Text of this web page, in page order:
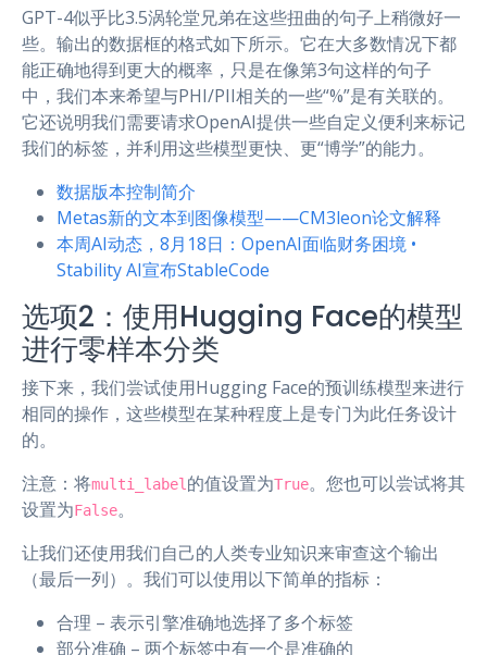
GPT-4似乎比3.5涡轮堂兄弟在这些扭曲的句子上稍微好一
些。输出的数据框的格式如下所示。它在大多数情况下都
能正确地得到更大的概率，只是在像第3句这样的句子
中，我们本来希望与PHI/PII相关的一些“%”是有关联的。
它还说明我们需要请求OpenAI提供一些自定义便利来标记
我们的标签，并利用这些模型更快、更“博学”的能力。
数据版本控制简介
Metas新的文本到图像模型——CM3leon论文解释
本周AI动态，8月18日：OpenAI面临财务困境 •
Stability AI宣布StableCode
选项2：使用Hugging Face的模型
进行零样本分类
接下来，我们尝试使用Hugging Face的预训练模型来进行
相同的操作，这些模型在某种程度上是专门为此任务设计
的。
注意：将multi_label 的值设置为True。您也可以尝试将其
设置为False。
让我们还使用我们自己的人类专业知识来审查这个输出
（最后一列）。我们可以使用以下简单的指标：
合理 – 表示引擎准确地选择了多个标签
部分准确 – 两个标签中有一个是准确的